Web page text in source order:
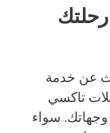
عن خدمة
تاكسي
وجهاتك. سواء